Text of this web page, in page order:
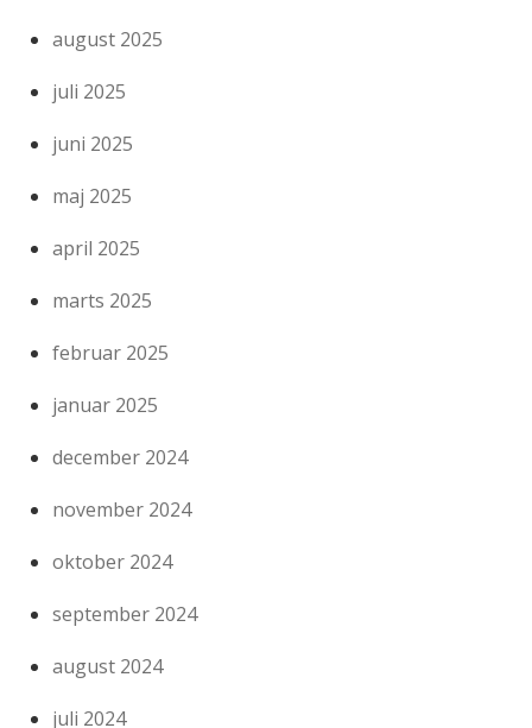
august 2025
juli 2025
juni 2025
maj 2025
april 2025
marts 2025
februar 2025
januar 2025
december 2024
november 2024
oktober 2024
september 2024
august 2024
juli 2024